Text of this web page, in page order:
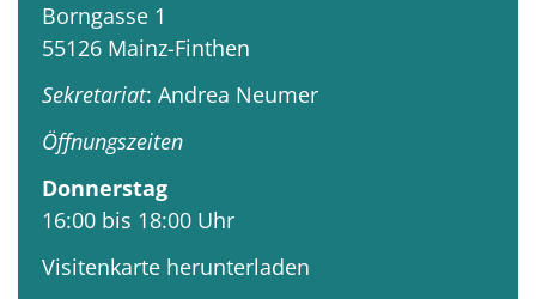
Borngasse 1
55126 Mainz-Finthen
Sekretariat: Andrea Neumer
Öffnungszeiten
Donnerstag
16:00 bis 18:00 Uhr
Visitenkarte herunterladen